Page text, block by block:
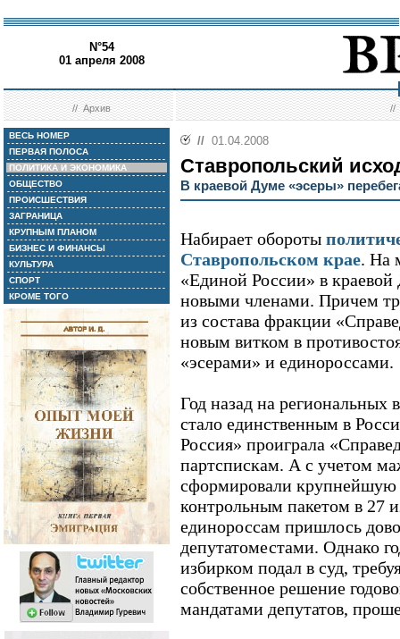
N°54
01 апреля 2008
//Архив //
ВЕСЬ НОМЕР
ПЕРВАЯ ПОЛОСА
ПОЛИТИКА И ЭКОНОМИКА
ОБЩЕСТВО
ПРОИСШЕСТВИЯ
ЗАГРАНИЦА
КРУПНЫМ ПЛАНОМ
БИЗНЕС И ФИНАНСЫ
КУЛЬТУРА
СПОРТ
КРОМЕ ТОГО
// 01.04.2008
Ставропольский
В краевой Думе «эсеры»
Набирает обороты
Ставропольском крае. На
«Единой России» в
новыми членами. Причем
из состава фракции
новым витком в
«эсерами» и единороссами.
Год назад на региональных
стало единственным в
Россия» проиграла
партспискам. А с учетом
сформировали
контрольным пакетом в 27
единороссам пришлось
депутатоместами. Однако
избирком подал в суд,
собственное решение
мандатами депутатов,